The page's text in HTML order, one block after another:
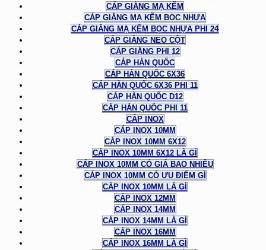
CÁP GIẰNG MẠ KẼM
CÁP GIẰNG MẠ KẼM BỌC NHỰA
CÁP GIẰNG MẠ KẼM BỌC NHỰA PHI 24
CÁP GIẰNG NEO CỘT
CÁP GIẰNG PHI 12
CÁP HÀN QUỐC
CÁP HÀN QUỐC 6X36
CÁP HÀN QUỐC 6X36 PHI 11
CÁP HÀN QUỐC D12
CÁP HÀN QUỐC PHI 11
CÁP INOX
CÁP INOX 10MM
CÁP INOX 10MM 6X12
CÁP INOX 10MM 6X12 LÀ GÌ
CÁP INOX 10MM CÓ GIÁ BAO NHIÊU
CÁP INOX 10MM CÓ ƯU ĐIỂM GÌ
CÁP INOX 10MM LÀ GÌ
CÁP INOX 12MM
CÁP INOX 14MM
CÁP INOX 14MM LÀ GÌ
CÁP INOX 16MM
CÁP INOX 16MM LÀ GÌ